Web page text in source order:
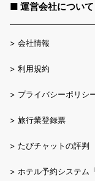
■ 運営会社について
> 会社情報
> 利用規約
> プライバシーポリシ
> 旅行業登録票
> たびチャットの評判
> ホテル予約システム